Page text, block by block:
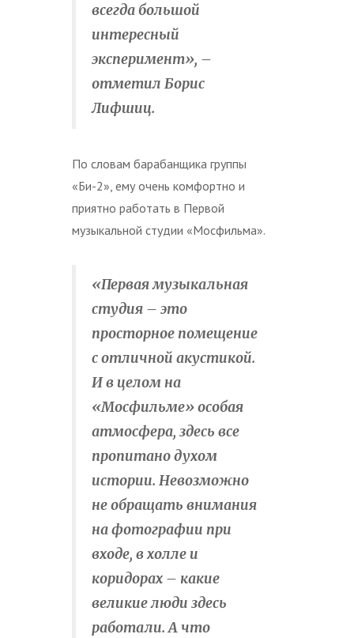
всегда большой
интересный
эксперимент», –
отметил Борис
Лифшиц.
По словам барабанщика группы
«Би-2», ему очень комфортно и
приятно работать в Первой
музыкальной студии «Мосфильма».
«Первая музыкальная
студия – это
просторное помещение
с отличной акустикой.
И в целом на
«Мосфильме» особая
атмосфера, здесь все
пропитано духом
истории. Невозможно
не обращать внимания
на фотографии при
входе, в холле и
коридорах – какие
великие люди здесь
работали. А что